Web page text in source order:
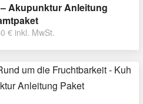
Akupunktur Anleitung
€ inkl. MwSt.